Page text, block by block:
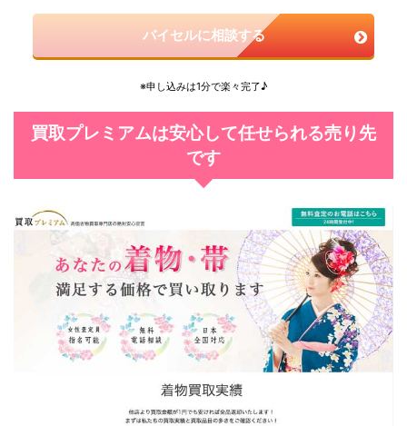
バイセルに相談する
※申し込みは1分で楽々完了♪
買取プレミアムは安心して任せられる売り先
です